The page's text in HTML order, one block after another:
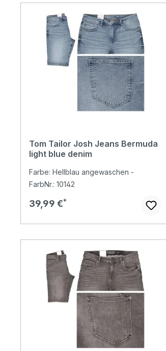
Tom Tailor Josh Jeans Bermuda
light blue denim
Farbe: Hellblau angewaschen -
FarbNr.: 10142
Regulärer Preis:
39,99 €